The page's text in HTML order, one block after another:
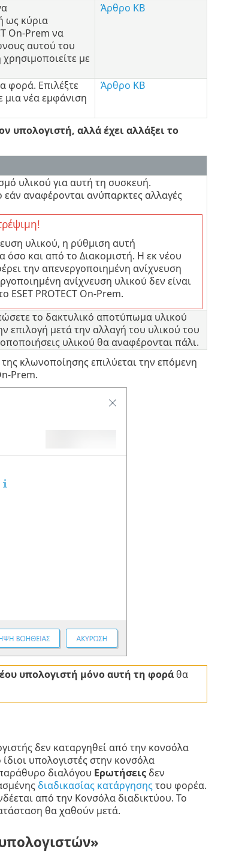
ως κύρια
On-Prem να
αυτού του
με
Άρθρο KB
φορά. Επιλέξτε
μια νέα εμφάνιση
Άρθρο KB
υπολογιστή, αλλά έχει αλλάξει το
υλικού για αυτή τη συσκευή.
εάν αναφέρονται ανύπαρκτες αλλαγές
υλικού, η ρύθμιση αυτή
και από το Διακομιστή. Η εκ νέου
την απενεργοποιημένη ανίχνευση
ανίχνευση υλικού δεν είναι
ESET PROTECT On-Prem.
το δακτυλικό αποτύπωμα υλικού
επιλογή μετά την αλλαγή του υλικού του
υλικού θα αναφέρονται πάλι.
κλωνοποίησης επιλύεται την επόμενη
Prem.
υπολογιστή μόνο αυτή τη φοράθα
δεν καταργηθεί από την κονσόλα
υπολογιστές στην κονσόλα
διαλόγου Ερωτήσειςδεν
διαδικασίας κατάργησηςτου φορέα.
από την Κονσόλα διαδικτύου. Το
θα χαθούν μετά.